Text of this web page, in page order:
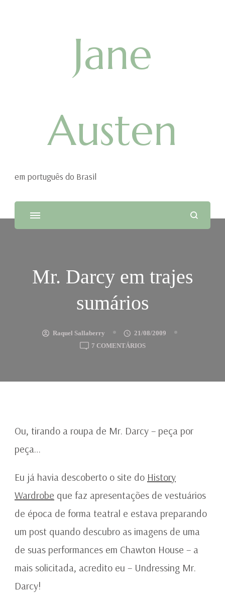
Jane
Austen
em português do Brasil
Mr. Darcy em trajes
sumários
Raquel Sallaberry
21/08/2009
7 COMENTÁRIOSEM
EM
Ou, tirando a roupa de Mr. Darcy – peça por
peça…
Eu já havia descoberto o site do History
Wardrobe que faz apresentações de vestuários
de época de forma teatral e estava preparando
um post quando descubro as imagens de uma
de suas performances em Chawton House – a
mais solicitada, acredito eu – Undressing Mr.
Darcy!